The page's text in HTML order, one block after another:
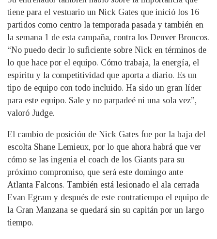
tiene para el vestuario un Nick Gates que inició los 16
partidos como centro la temporada pasada y también en
la semana 1 de esta campaña, contra los Denver Broncos.
“No puedo decir lo suficiente sobre Nick en términos de
lo que hace por el equipo. Cómo trabaja, la energía, el
espíritu y la competitividad que aporta a diario. Es un
tipo de equipo con todo incluido. Ha sido un gran líder
para este equipo. Sale y no parpadeé ni una sola vez”,
valoró Judge.
El cambio de posición de Nick Gates fue por la baja del
escolta Shane Lemieux, por lo que ahora habrá que ver
cómo se las ingenia el coach de los Giants para su
próximo compromiso, que será este domingo ante
Atlanta Falcons. También está lesionado el ala cerrada
Evan Egram y después de este contratiempo el equipo de
la Gran Manzana se quedará sin su capitán por un largo
tiempo.